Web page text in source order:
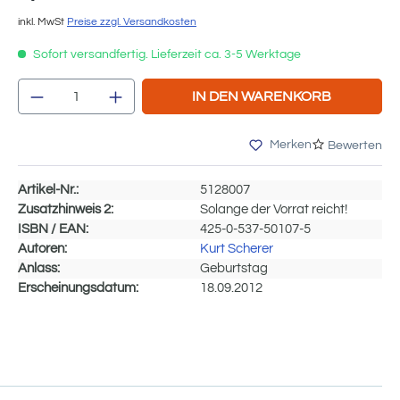
inkl. MwSt Preise zzgl. Versandkosten
Sofort versandfertig. Lieferzeit ca. 3-5 Werktage
Produkt Anzahl: Gib den gewünschten
IN DEN WARENKORB
Merken Bewerten
Artikel-Nr.:
5128007
Zusatzhinweis 2:
Solange der Vorrat reicht!
ISBN / EAN:
425-0-537-50107-5
Autoren:
Kurt Scherer
Anlass:
Geburtstag
Erscheinungsdatum:
18.09.2012